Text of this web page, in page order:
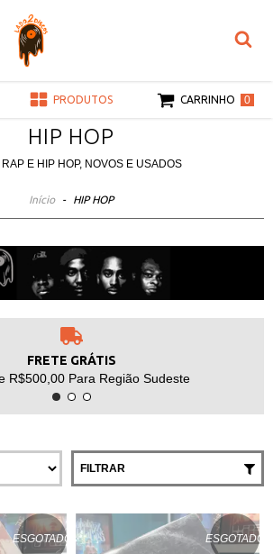
PRODUTOS CARRINHO 0
HIP HOP
E HIP HOP, NOVOS E USADOS
Início - HIP HOP
FRETE GRÁTIS
R$500,00 Para Região Sudeste
FILTRAR
ESGOTADO ESGOTADO